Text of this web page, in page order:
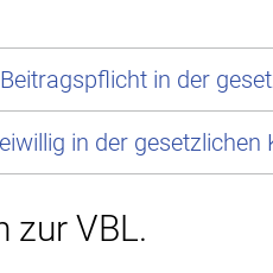
in der
in der
zur VBL.